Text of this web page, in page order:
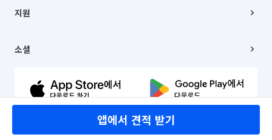
앱에서 견적 받기
상품, 상품정보, 거래에 관한 의무와 책임은 거래당사자에게 있습니다.
언론 보도 관련 문의:
© 유한회사 미소. Miso, Inc. All Rights Reserved.
이사
지원
이용약관
문의하기
소셜
유튜브